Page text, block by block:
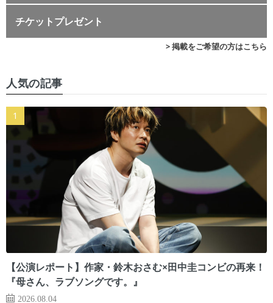
チケットプレゼント
> 掲載をご希望の方はこちら
人気の記事
【公演レポート】作家・鈴木おさむ×田中圭コンビの再来！
『母さん、ラブソングです。』
2026.08.04